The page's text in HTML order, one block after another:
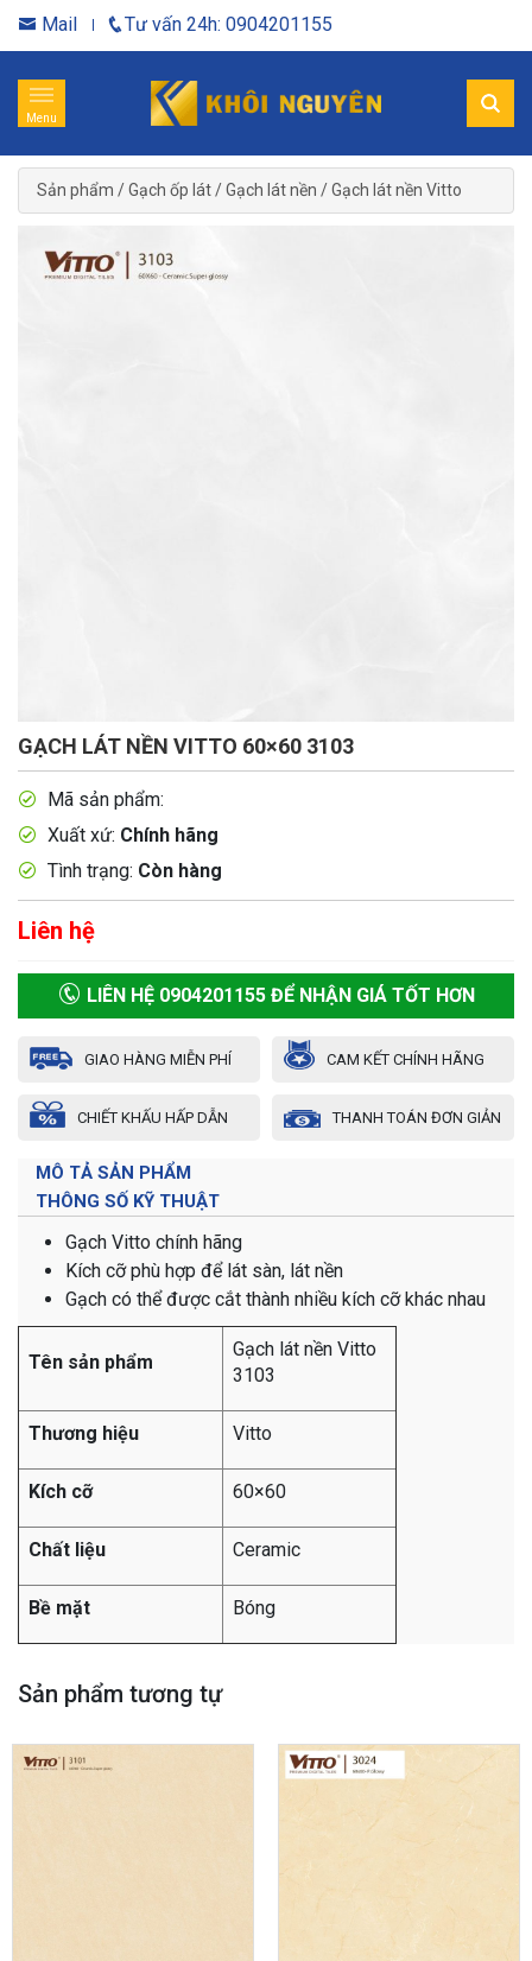
Mail Tư vấn 24h: 0904201155
Menu
Sản phẩm /Gạch ốp lát/Gạch lát nền /Gạch lát nền Vitto
GẠCH LÁT NỀN VITTO 60×60 3103
Mã sản phẩm:
Xuất xứ: Chính hãng
Tình trạng: Còn hàng
Liên hệ
LIÊN HỆ 0904201155 ĐỂ NHẬN GIÁ TỐT HƠN
GIAO HÀNG MIỄN PHÍ CAM KẾT CHÍNH HÃNG
CHIẾT KHẤU HẤP DẪN THANH TOÁN ĐƠN GIẢN
MÔ TẢ SẢN PHẨM
THÔNG SỐ KỸ THUẬT
Gạch Vitto chính hãng
Kích cỡ phù hợp để lát sàn, lát nền
Gạch có thể được cắt thành nhiều kích cỡ khác nhau
Tên sản phẩm
Gạch lát nền Vitto
3103
Thương hiệu Vitto
Kích cỡ 60×60
Chất liệu Ceramic
Bề mặt Bóng
Sản phẩm tương tự